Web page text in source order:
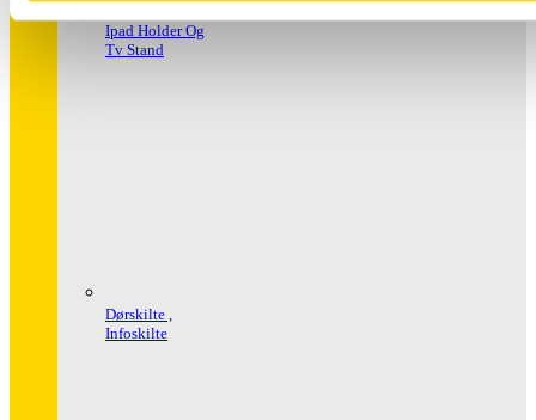
Ipad Holder Og
Tv Stand
Dørskilte ,
Infoskilte